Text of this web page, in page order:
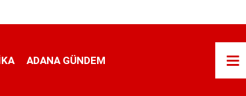
ADANA GÜNDEM